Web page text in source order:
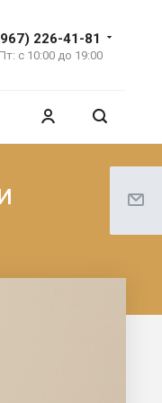
226-41-81
с 10:00 до 19:00